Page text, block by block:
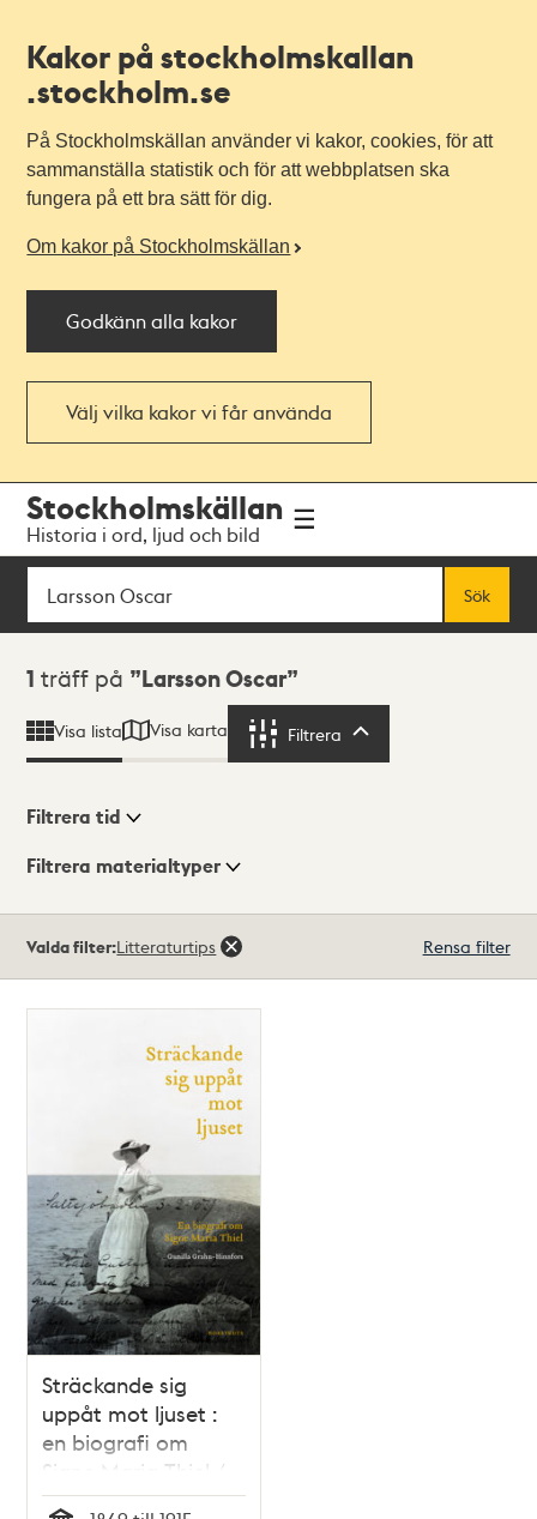
Kakor på stockholmskallan
.stockholm.se
På Stockholmskällan använder vi kakor, cookies, för att
sammanställa statistik och för att webbplatsen ska
fungera på ett bra sätt för dig.
Om kakor på Stockholmskällan
Godkänn alla kakor
Välj vilka kakor vi får använda
navigationen
huvudinnehållet
Stockholmskällan
Historia i ord, ljud och bild
Sök
Sök
Sökresultat
1 träff på Larsson Oscar
Visa lista Visa karta Filtrera
Visningsläge
Filtrera tid
Filtrera materialtyper
träffar
Valda filter:Litteraturtips Rensa filter
Sträckande sig
uppåt mot ljuset :
en biografi om
Signe Maria Thiel /
Gunilla Grahn-